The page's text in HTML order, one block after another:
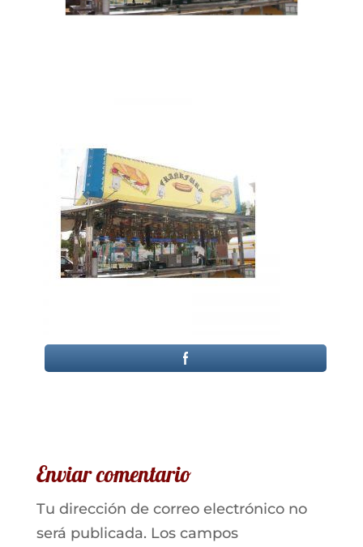
Enviar comentario
Tu dirección de correo electrónico no
será publicada. Los campos